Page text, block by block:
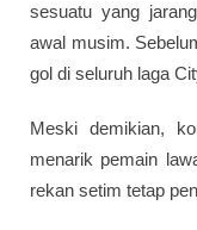
sesuatu yang
awal musim.
gol di seluruh laga
Meski demikian,
menarik pemain
rekan setim tetap